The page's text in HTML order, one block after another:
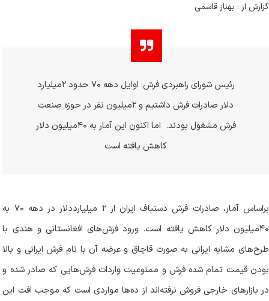
گزارش از : بهناز قاسمی
رئیس شورای راهبردی فرش: اوایل دهه ۷۰ حدود ۲میلیارد
دلار صادرات فرش داشتیم و ۲میلیون نفر در حوزه صنعت
فرش مشغول بودند. اما اکنون این آمار به ۴۰میلیون دلار
کاهش یافته است
براساس آمار، صادرات فرش دستباف ایران از ۲‌ میلیارددلار در دهه ۷۰ به
۴۰‌میلیون دلار کاهش یافته است. ورود فرش‌های افغانستانی و هندی با
طرح‌های مشابه ایرانی به صورت قاچاق و عرضه آن با نام فرش ایرانی و بالا
بودن قیمت تمام شده فرش و ممنوعیت واردات فرش‌هایی که صادر شده و
در بازار‌های خارجی فروش نرفته‌اند از ده‌ها مواردی است که موجب افت این